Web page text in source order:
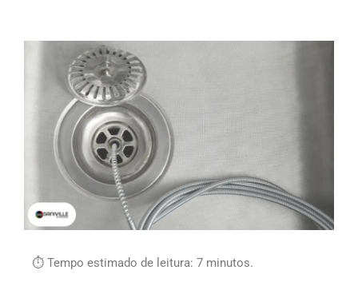
⏱ Tempo estimado de leitura: 7 minutos.